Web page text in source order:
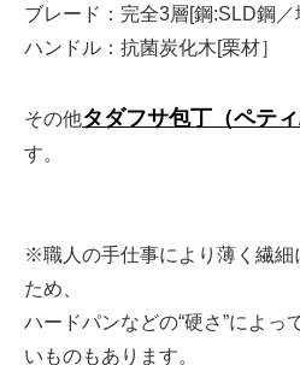
ブレード：完全3層[鋼:SLD鋼／
ハンドル：抗菌炭化木[栗材］
その他タダフサ包丁（ペティ
す。
※職人の手仕事により薄く繊細
ため、
ハードパンなどの“硬さ”によっ
いものもあります。